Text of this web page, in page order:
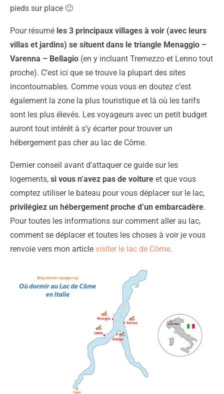
pieds sur place 🙂
Pour résumé les 3 principaux villages à voir (avec leurs
villas et jardins) se situent dans le triangle Menaggio –
Varenna – Bellagio (en y incluant Tremezzo et Lenno tout
proche). C’est ici que se trouve la plupart des sites
incontournables. Comme vous vous en doutez c’est
également la zone la plus touristique et là où les tarifs
sont les plus élevés. Les voyageurs avec un petit budget
auront tout intérêt à s’y écarter pour trouver un
hébergement pas cher au lac de Côme.
Dernier conseil avant d’attaquer ce guide sur les
logements, si vous n’avez pas de voiture et que vous
comptez utiliser le bateau pour vous déplacer sur le lac,
privilégiez un hébergement proche d’un embarcadère.
Pour toutes les informations sur comment aller au lac,
comment se déplacer et toutes les choses à voir je vous
renvoie vers mon article visiter le lac de Côme.